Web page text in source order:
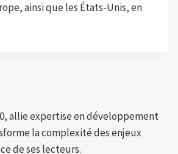
ainsi que les États-Unis, en
allie expertise en développement
la complexité des enjeux
de ses lecteurs.